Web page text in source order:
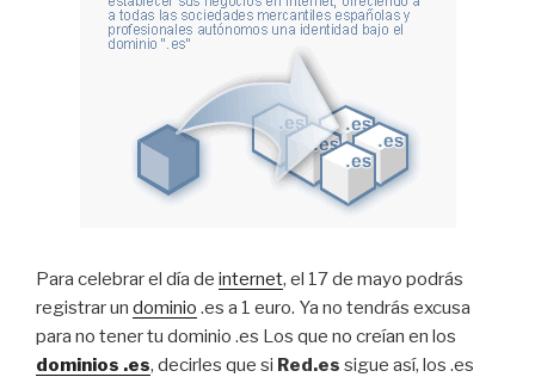
Para celebrar el día de internet, el 17 de mayo podrás
registrar un dominio .es a 1 euro. Ya no tendrás excusa
para no tener tu dominio .es Los que no creían en los
dominios .es, decirles que si Red.es sigue así, los .es